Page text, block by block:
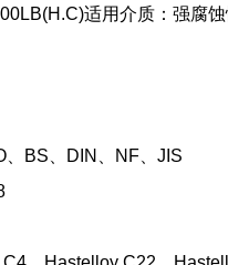
适用介质：强腐蚀
BS、DIN、NF、JIS